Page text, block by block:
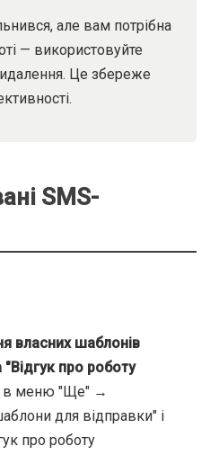
але вам потрібна
— використовуйте
Це збереже
SMS-
власних шаблонів
про роботу
в меню "Ще" →
для відправки" і
про роботу